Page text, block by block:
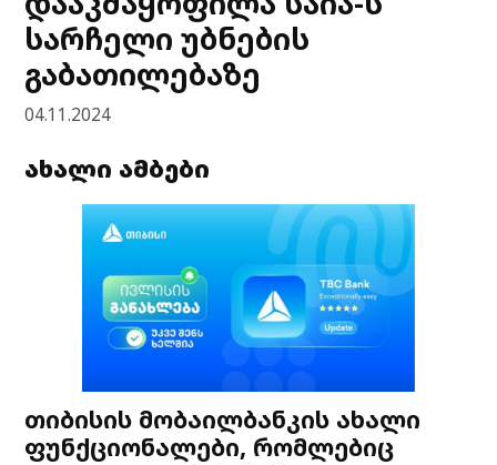
სარჩელი უბნების
გაბათილებაზე
04.11.2024
ახალი ამბები
თიბისის მობაილბანკის ახალი
ფუნქციონალები, რომლებიც